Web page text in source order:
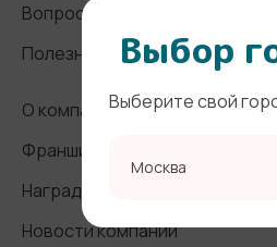
Вопросы и ответы
Полезные статьи
О компании
Франшиза
Награды и СМИ
Новости компании
Выбор
Выберите свой
Москва